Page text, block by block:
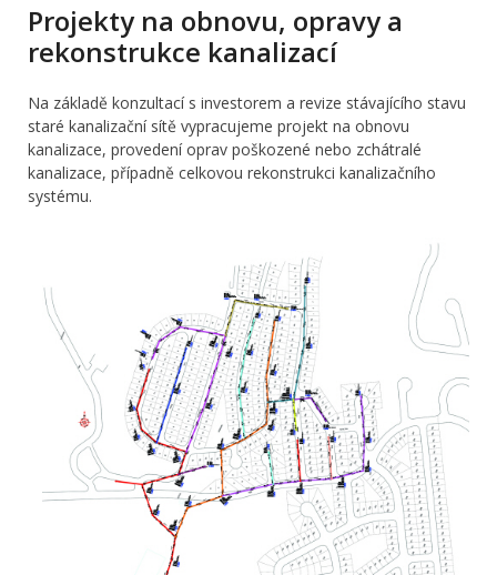
Projekty na obnovu, opravy a
rekonstrukce kanalizací
Na základě konzultací s investorem a revize stávajícího stavu
staré kanalizační sítě vypracujeme projekt na obnovu
kanalizace, provedení oprav poškozené nebo zchátralé
kanalizace, případně celkovou rekonstrukci kanalizačního
systému.